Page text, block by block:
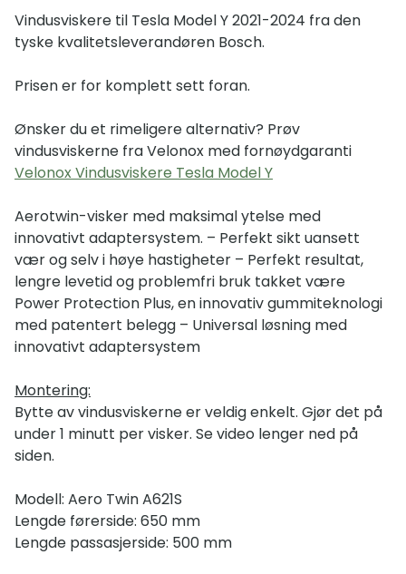
Vindusviskere til Tesla Model Y 2021-2024 fra den
tyske kvalitetsleverandøren Bosch.
Prisen er for komplett sett foran.
Ønsker du et rimeligere alternativ? Prøv
vindusviskerne fra Velonox med fornøydgaranti
Velonox Vindusviskere Tesla Model Y
Aerotwin-visker med maksimal ytelse med
innovativt adaptersystem. – Perfekt sikt uansett
vær og selv i høye hastigheter – Perfekt resultat,
lengre levetid og problemfri bruk takket være
Power Protection Plus, en innovativ gummiteknologi
med patentert belegg – Universal løsning med
innovativt adaptersystem
Montering:
Bytte av vindusviskerne er veldig enkelt. Gjør det på
under 1 minutt per visker. Se video lenger ned på
siden.
Modell: Aero Twin A621S
Lengde førerside: 650 mm
Lengde passasjerside: 500 mm